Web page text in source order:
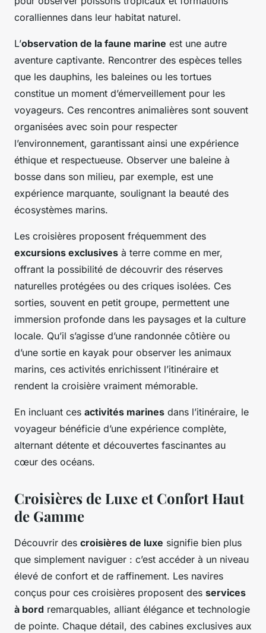
coralliennes dans leur habitat naturel.
L’observation de la faune marine est une autre
aventure captivante. Rencontrer des espèces telles
que les dauphins, les baleines ou les tortues
constitue un moment d’émerveillement pour les
voyageurs. Ces rencontres animalières sont souvent
organisées avec soin pour respecter
l’environnement, garantissant ainsi une expérience
éthique et respectueuse. Observer une baleine à
bosse dans son milieu, par exemple, est une
expérience marquante, soulignant la beauté des
écosystèmes marins.
Les croisières proposent fréquemment des
excursions exclusives à terre comme en mer,
offrant la possibilité de découvrir des réserves
naturelles protégées ou des criques isolées. Ces
sorties, souvent en petit groupe, permettent une
immersion profonde dans les paysages et la culture
locale. Qu’il s’agisse d’une randonnée côtière ou
d’une sortie en kayak pour observer les animaux
marins, ces activités enrichissent l’itinéraire et
rendent la croisière vraiment mémorable.
En incluant ces activités marines dans l’itinéraire, le
voyageur bénéficie d’une expérience complète,
alternant détente et découvertes fascinantes au
cœur des océans.
Croisières de Luxe et Confort Haut
de Gamme
Découvrir des croisières de luxe signifie bien plus
que simplement naviguer : c’est accéder à un niveau
élevé de confort et de raffinement. Les navires
conçus pour ces croisières proposent des services
à bord remarquables, alliant élégance et technologie
de pointe. Chaque détail, des cabines exclusives aux